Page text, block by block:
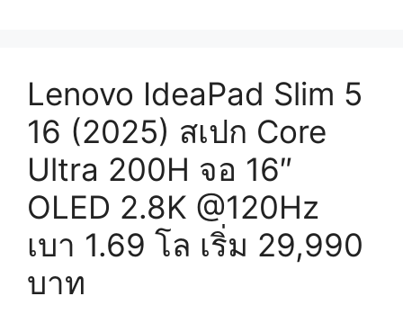
Lenovo IdeaPad Slim 5
16 (2025) สเปก Core
Ultra 200H จอ 16″
OLED 2.8K @120Hz
เบา 1.69 โล เริ่ม 29,990
บาท